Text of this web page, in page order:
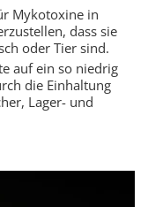
Mykotoxine in
dass sie
oder Tier sind.
auf ein so niedrig
die Einhaltung
Lager- und